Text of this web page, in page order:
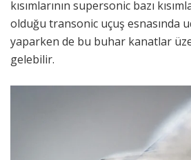
kısımlarının supersonic bazı
olduğu transonic uçuş esnasında
yaparken de bu buhar kanatlar
gelebilir.